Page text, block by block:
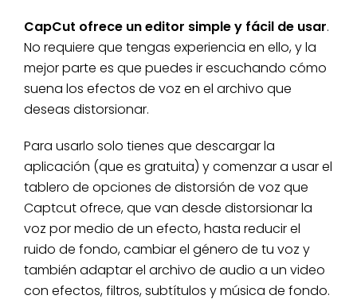
CapCut ofrece un editor simple y fácil de usar.
No requiere que tengas experiencia en ello, y la
mejor parte es que puedes ir escuchando cómo
suena los efectos de voz en el archivo que
deseas distorsionar.
Para usarlo solo tienes que descargar la
aplicación (que es gratuita) y comenzar a usar el
tablero de opciones de distorsión de voz que
Captcut ofrece, que van desde distorsionar la
voz por medio de un efecto, hasta reducir el
ruido de fondo, cambiar el género de tu voz y
también adaptar el archivo de audio a un video
con efectos, filtros, subtítulos y música de fondo.